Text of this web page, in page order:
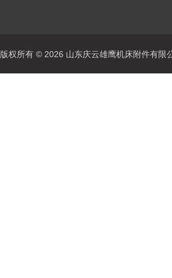
版权所有 © 2026 山东庆云雄鹰机床附件有